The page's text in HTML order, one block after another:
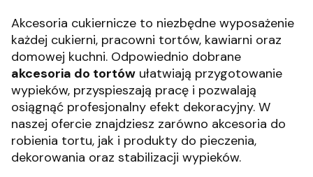
Akcesoria cukiernicze to niezbędne wyposażenie
każdej cukierni, pracowni tortów, kawiarni oraz
domowej kuchni. Odpowiednio dobrane
akcesoria do tortów ułatwiają przygotowanie
wypieków, przyspieszają pracę i pozwalają
osiągnąć profesjonalny efekt dekoracyjny. W
naszej ofercie znajdziesz zarówno akcesoria do
robienia tortu, jak i produkty do pieczenia,
dekorowania oraz stabilizacji wypieków.